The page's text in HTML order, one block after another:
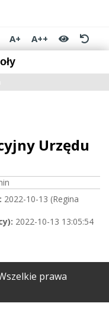
A+
A++
Urzędu
2022-10-13 (Regina
2022-10-13 13:05:54
prawa